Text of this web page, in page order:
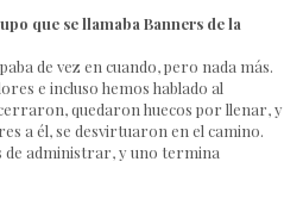
que se llamaba Banners de la
de vez en cuando, pero nada más.
e incluso hemos hablado al
quedaron huecos por llenar, y
a él, se desvirtuaron en el camino.
de administrar, y uno termina